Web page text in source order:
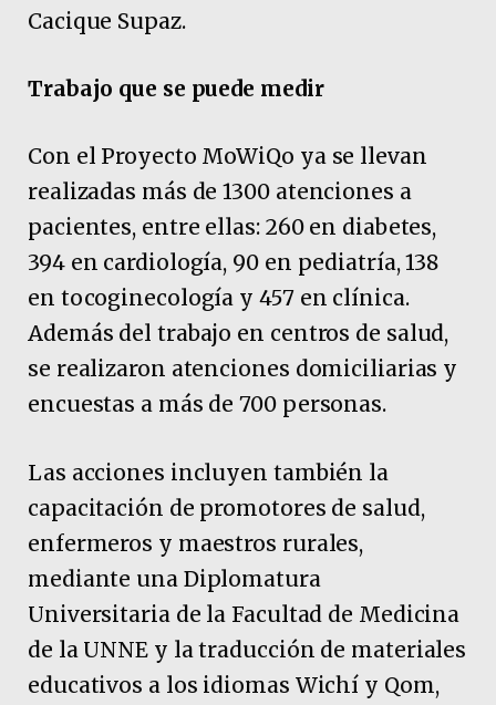
Cacique Supaz.
Trabajo que se puede medir
Con el Proyecto MoWiQo ya se llevan
realizadas más de 1300 atenciones a
pacientes, entre ellas: 260 en diabetes,
394 en cardiología, 90 en pediatría, 138
en tocoginecología y 457 en clínica.
Además del trabajo en centros de salud,
se realizaron atenciones domiciliarias y
encuestas a más de 700 personas.
Las acciones incluyen también la
capacitación de promotores de salud,
enfermeros y maestros rurales,
mediante una Diplomatura
Universitaria de la Facultad de Medicina
de la UNNE y la traducción de materiales
educativos a los idiomas Wichí y Qom,